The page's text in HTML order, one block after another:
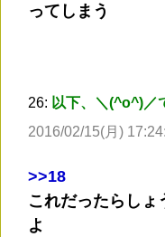
ってしまう
26: 以下、＼(^o^)／
2016/02/15(月)
>>18
これだったらしょ
よ